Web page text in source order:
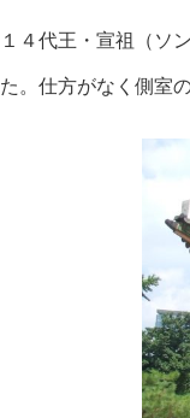
１４代王・宣祖（ソ
た。仕方がなく側室